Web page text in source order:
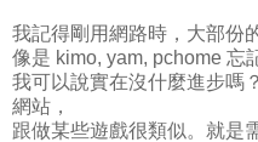
我記得剛用網路時，大部份
像是 kimo, yam, pchome 忘
我可以說實在沒什麼進步嗎
網站，
跟做某些遊戲很類似。就是